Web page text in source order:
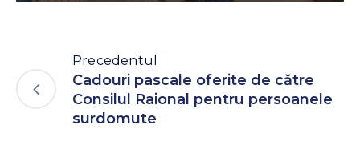
Precedentul
Cadouri pascale oferite de către
Consilul Raional pentru persoanele
surdomute